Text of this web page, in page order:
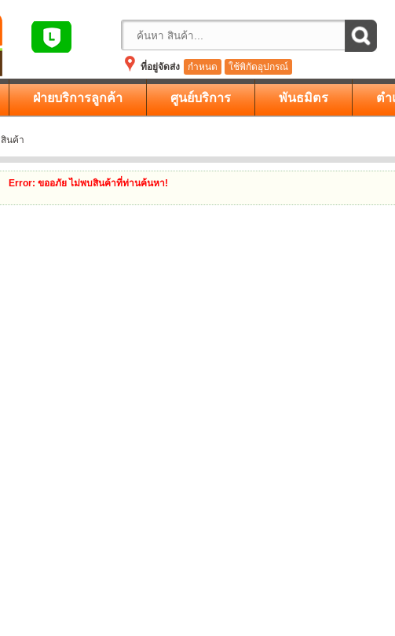
ที่อยู่จัดส่ง
กำหนด ใช้พิกัดอุปกรณ์
ฝ่ายบริการลูกค้า ศูนย์บริการ พันธมิตร ตำ
สินค้า
Error: ขออภัย ไม่พบสินค้าที่ท่านค้นหา!